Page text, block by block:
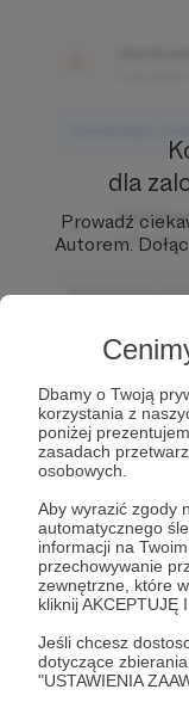
Dbamy o Twoją
korzystania z
poniżej
zasadach
osobowych.
Aby wyrazić zgody
automatycznego
informacji na
przechowywanie
zewnętrzne, które
kliknij AKCEPTUJĘ
Jeśli chcesz
dotyczące
"USTAWIENIA
3 dni temu
Komentarz
3 dni temu
Komentarz
dla
Prowadź
Autorem.